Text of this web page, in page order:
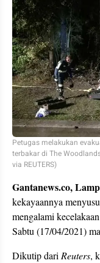
Petugas melakukan
terbakar di The
via REUTERS)
Gantanews.co,
kekayaannya
mengalami
Sabtu (17/04/2021)
Dikutip dari Reuters,